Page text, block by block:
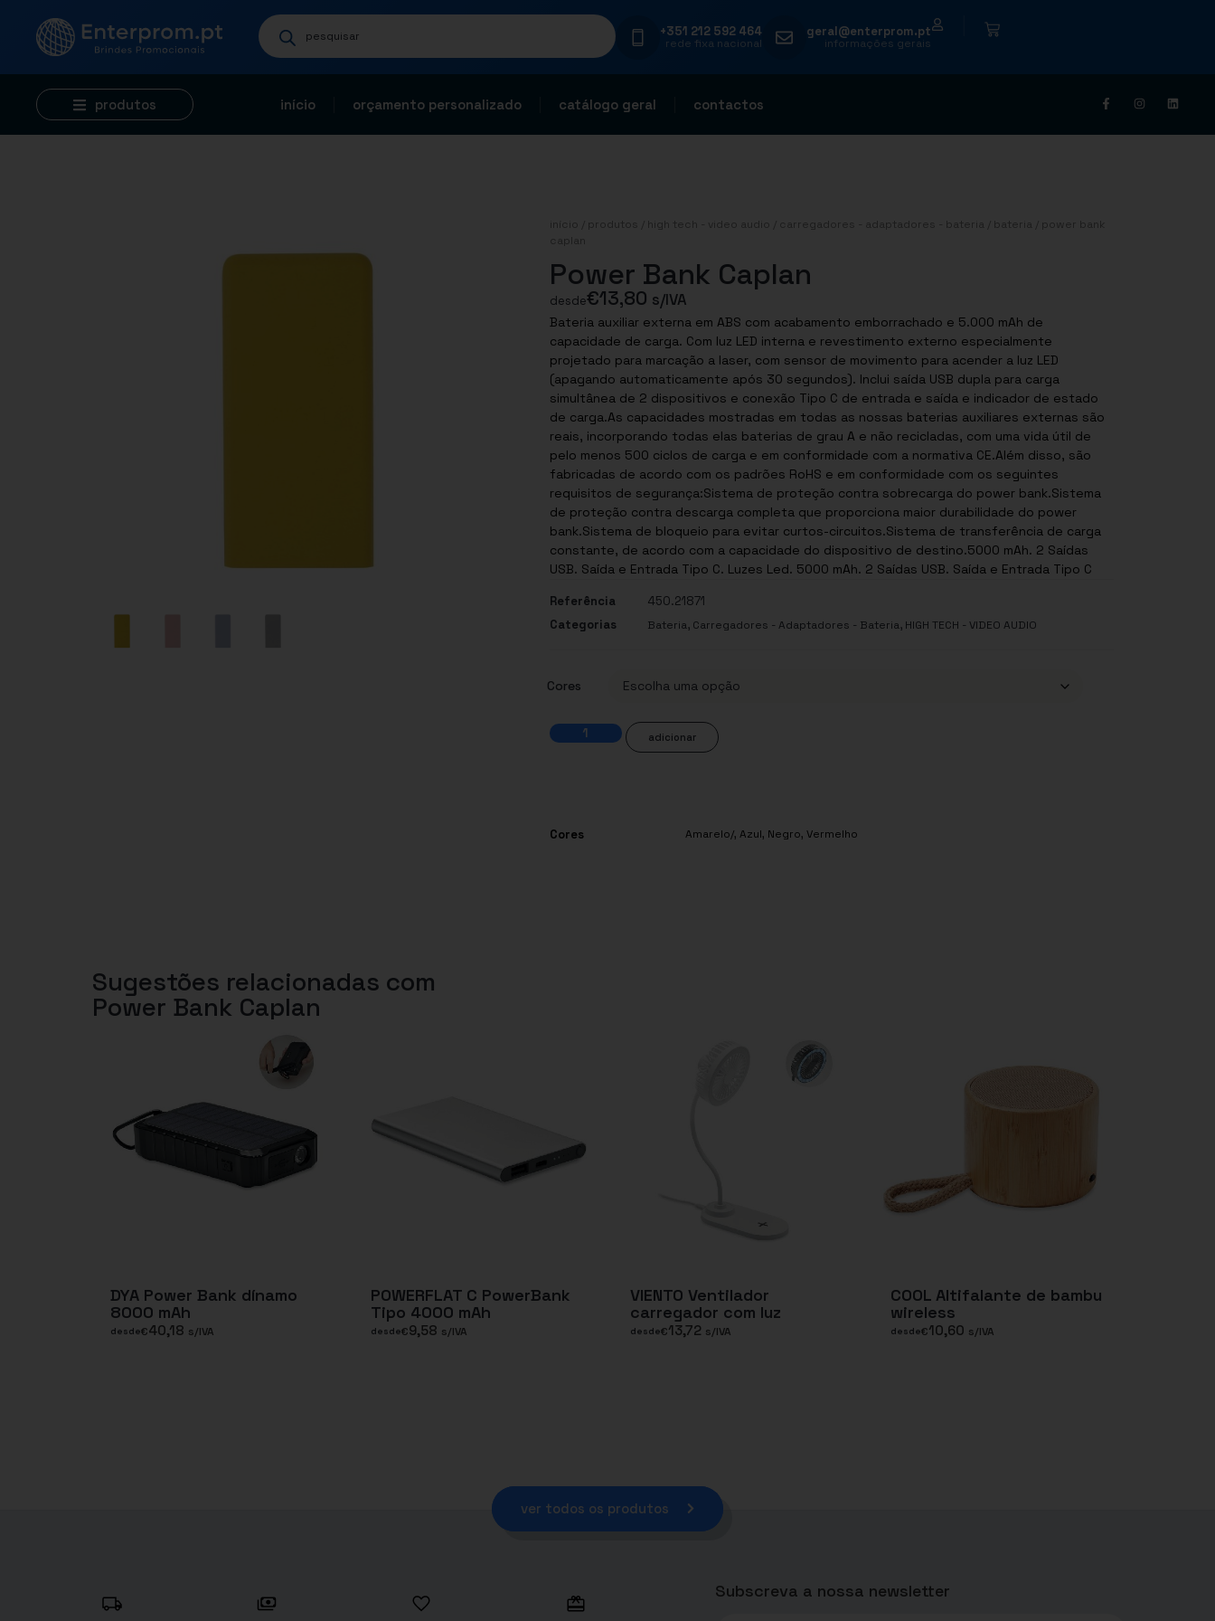
+351 212 592 464
rede fixa nacional
geral@enterprom.pt
informações gerais
produtos início orçamento personalizado catálogo geral contactos
início produtos high tech - video audio carregadores - adaptadores - bateria bateria / power bank
caplan
Power Bank Caplan
desde€13,80 s/IVA
Bateria auxiliar externa em ABS com acabamento emborrachado e 5.000 mAh de
capacidade de carga. Com luz LED interna e revestimento externo especialmente
projetado para marcação a laser, com sensor de movimento para acender a luz LED
(apagando automaticamente após 30 segundos). Inclui saída USB dupla para carga
simultânea de 2 dispositivos e conexão Tipo C de entrada e saída e indicador de estado
de carga.As capacidades mostradas em todas as nossas baterias auxiliares externas são
reais, incorporando todas elas baterias de grau A e não recicladas, com uma vida útil de
pelo menos 500 ciclos de carga e em conformidade com a normativa CE.Além disso, são
fabricadas de acordo com os padrões RoHS e em conformidade com os seguintes
requisitos de segurança:Sistema de proteção contra sobrecarga do power bank.Sistema
de proteção contra descarga completa que proporciona maior durabilidade do power
bank.Sistema de bloqueio para evitar curtos-circuitos.Sistema de transferência de carga
constante, de acordo com a capacidade do dispositivo de destino.5000 mAh. 2 Saídas
USB. Saída e Entrada Tipo C. Luzes Led. 5000 mAh. 2 Saídas USB. Saída e Entrada Tipo C
Referência
450.21871
Categorias
Bateria, Carregadores - Adaptadores - Bateria, HIGH TECH - VIDEO AUDIO
Cores
adicionar
Cores Amarelo/, Azul, Negro, Vermelho
Sugestões relacionadas com
Power Bank Caplan
DYA Power Bank dínamo
8000 mAh
desde€40,18 s/IVA
POWERFLAT C PowerBank
Tipo 4000 mAh
desde€9,58 s/IVA
VIENTO Ventilador
carregador com luz
desde€13,72 s/IVA
COOL Altifalante de bambu
wireless
desde€10,60 s/IVA
ver todos os produtos
Subscreva a nossa newsletter